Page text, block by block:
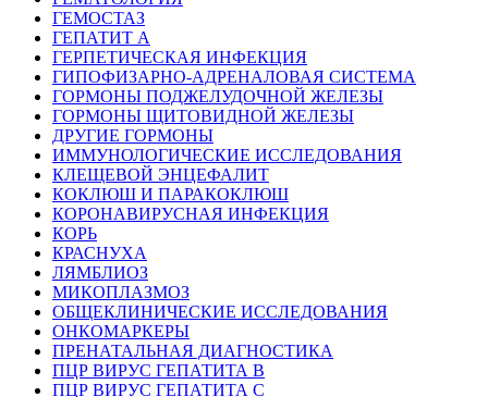
ГЕМОСТАЗ
ГЕПАТИТ A
ГЕРПЕТИЧЕСКАЯ ИНФЕКЦИЯ
ГИПОФИЗАРНО-АДРЕНАЛОВАЯ СИСТЕМА
ГОРМОНЫ ПОДЖЕЛУДОЧНОЙ ЖЕЛЕЗЫ
ГОРМОНЫ ЩИТОВИДНОЙ ЖЕЛЕЗЫ
ДРУГИЕ ГОРМОНЫ
ИММУНОЛОГИЧЕСКИЕ ИССЛЕДОВАНИЯ
КЛЕЩЕВОЙ ЭНЦЕФАЛИТ
КОКЛЮШ И ПАРАКОКЛЮШ
КОРОНАВИРУСНАЯ ИНФЕКЦИЯ
КОРЬ
КРАСНУХА
ЛЯМБЛИОЗ
МИКОПЛАЗМОЗ
ОБЩЕКЛИНИЧЕСКИЕ ИССЛЕДОВАНИЯ
ОНКОМАРКЕРЫ
ПРЕНАТАЛЬНАЯ ДИАГНОСТИКА
ПЦР ВИРУС ГЕПАТИТА B
ПЦР ВИРУС ГЕПАТИТА C